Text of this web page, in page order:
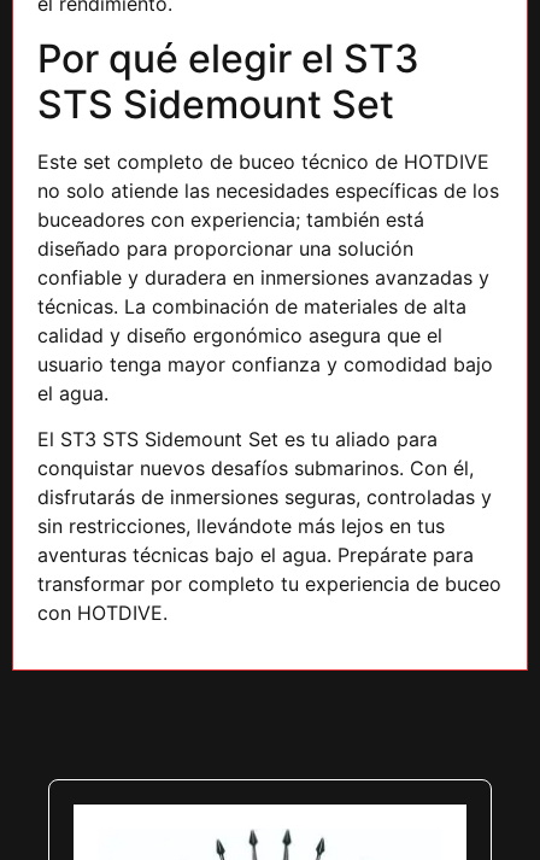
Por qué elegir el ST3
STS Sidemount Set
Este set completo de buceo técnico de HOTDIVE
no solo atiende las necesidades específicas de los
buceadores con experiencia; también está
diseñado para proporcionar una solución
confiable y duradera en inmersiones avanzadas y
técnicas. La combinación de materiales de alta
calidad y diseño ergonómico asegura que el
usuario tenga mayor confianza y comodidad bajo
el agua.
El ST3 STS Sidemount Set es tu aliado para
conquistar nuevos desafíos submarinos. Con él,
disfrutarás de inmersiones seguras, controladas y
sin restricciones, llevándote más lejos en tus
aventuras técnicas bajo el agua. Prepárate para
transformar por completo tu experiencia de buceo
con HOTDIVE.